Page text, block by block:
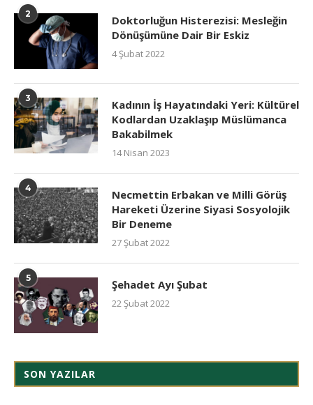
2
Doktorluğun Histerezisi: Mesleğin
Dönüşümüne Dair Bir Eskiz
4 Şubat 2022
3
Kadının İş Hayatındaki Yeri: Kültürel
Kodlardan Uzaklaşıp Müslümanca
Bakabilmek
14 Nisan 2023
4
Necmettin Erbakan ve Milli Görüş
Hareketi Üzerine Siyasi Sosyolojik
Bir Deneme
27 Şubat 2022
5 Şehadet Ayı Şubat
22 Şubat 2022
SON YAZILAR